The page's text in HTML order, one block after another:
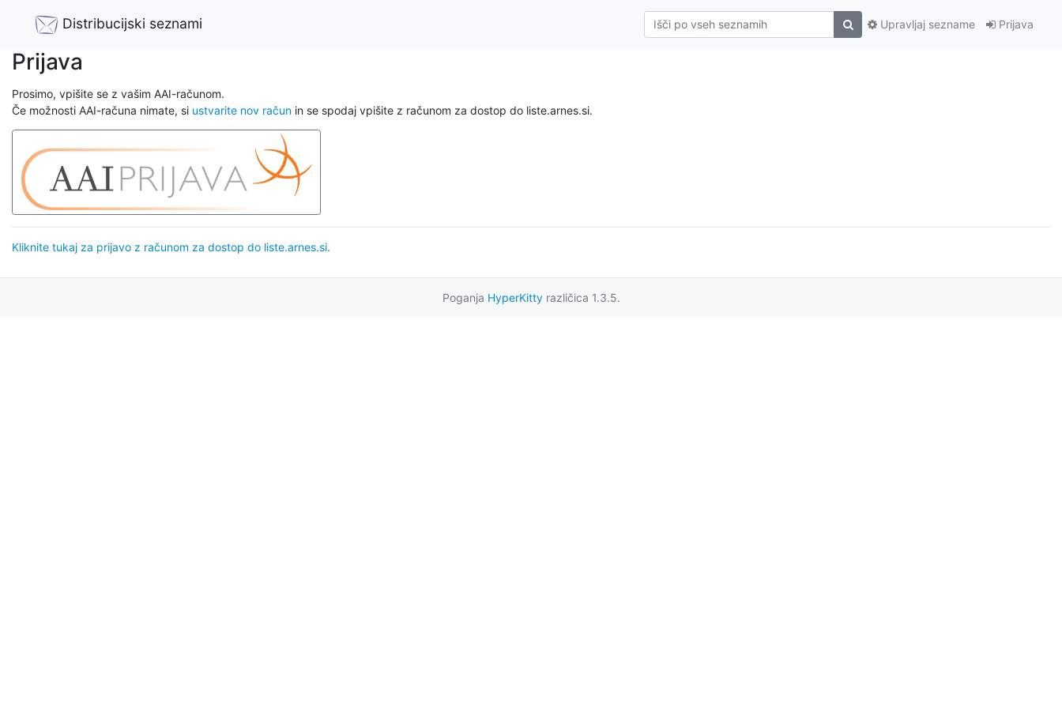
Distribucijski seznami Prijava
Upravljaj sezname
Prijava
Prosimo, vpišite se z vašim AAI-računom.
Če možnosti AAI-računa nimate, si ustvarite nov račun in se spodaj vpišite z računom za dostop do liste.arnes.si.
Kliknite tukaj za prijavo z računom za dostop do liste.arnes.si.
Poganja HyperKittyrazličica 1.3.5.